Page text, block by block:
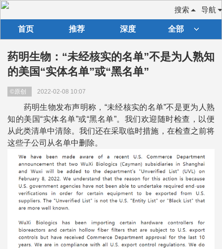
导航
搜索
首页 推荐 深度 全部
药明生物：“未经核实的名单”不是为人熟知
的美国“实体名单”或“黑名单”
©原创 2022-02-08 10:07
药明生物发布声明称，“未经核实的名单”不是更为人熟
知的美国“实体名单”或“黑名单”。我们欢迎随时检查，以便
从此类清单中清除。我们还在采取临时措施，在检查之前将
这些子公司从名单中删除。